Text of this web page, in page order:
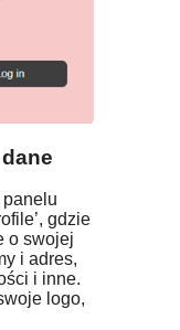
gdzie
o swojej
i adres,
i inne.
logo,